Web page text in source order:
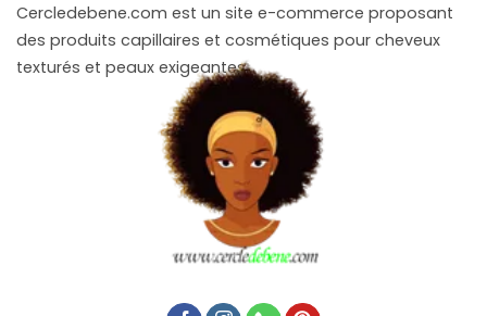
Cercledebene.com est un site e-commerce proposant
des produits capillaires et cosmétiques pour cheveux
texturés et peaux exigeantes.